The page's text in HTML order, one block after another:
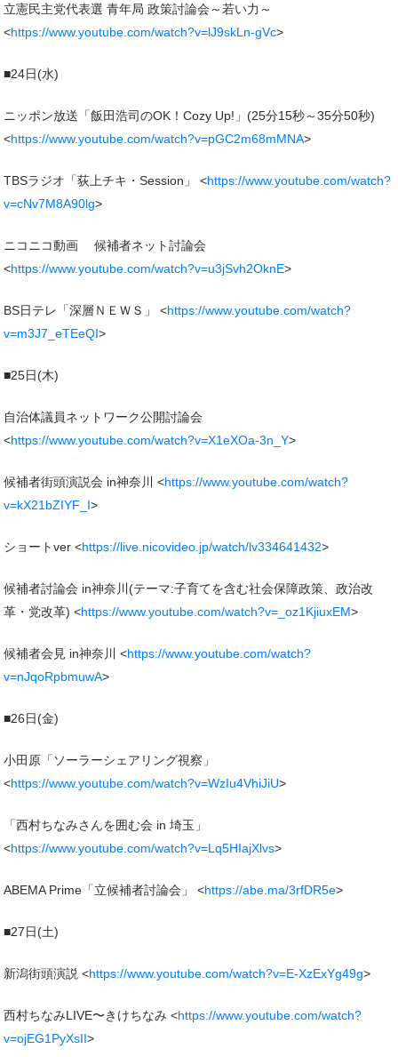
立憲民主党代表選 青年局 政策討論会～若い力～
<https://www.youtube.com/watch?v=lJ9skLn-gVc>
■24日(水)
ニッポン放送「飯田浩司のOK！Cozy Up!」(25分15秒～35分50秒)
<https://www.youtube.com/watch?v=pGC2m68mMNA>
TBSラジオ「荻上チキ・Session」 <https://www.youtube.com/watch?
v=cNv7M8A90lg>
ニコニコ動画 候補者ネット討論会
<https://www.youtube.com/watch?v=u3jSvh2OknE>
BS日テレ「深層ＮＥＷＳ」 <https://www.youtube.com/watch?
v=m3J7_eTEeQI>
■25日(木)
自治体議員ネットワーク公開討論会
<https://www.youtube.com/watch?v=X1eXOa-3n_Y>
候補者街頭演説会 in神奈川 <https://www.youtube.com/watch?
v=kX21bZIYF_I>
ショートver <https://live.nicovideo.jp/watch/lv334641432>
候補者討論会 in神奈川(テーマ:子育てを含む社会保障政策、政治改
革・党改革) <https://www.youtube.com/watch?v=_oz1KjiuxEM>
候補者会見 in神奈川 <https://www.youtube.com/watch?
v=nJqoRpbmuwA>
■26日(金)
小田原「ソーラーシェアリング視察」
<https://www.youtube.com/watch?v=WzIu4VhiJiU>
「西村ちなみさんを囲む会 in 埼玉」
<https://www.youtube.com/watch?v=Lq5HIajXlvs>
ABEMA Prime「立候補者討論会」 <https://abe.ma/3rfDR5e>
■27日(土)
新潟街頭演説 <https://www.youtube.com/watch?v=E-XzExYg49g>
西村ちなみLIVE〜きけちなみ <https://www.youtube.com/watch?
v=ojEG1PyXsII>